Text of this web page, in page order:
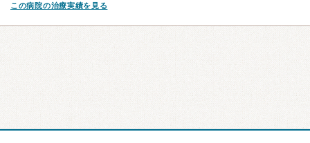
この病院の治療実績を見る